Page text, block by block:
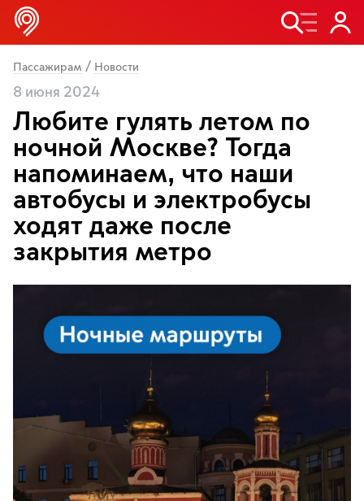
Пассажирам / Новости
8 июня 2024
Любите гулять летом по
ночной Москве? Тогда
напоминаем, что наши
автобусы и электробусы
ходят даже после
закрытия метро